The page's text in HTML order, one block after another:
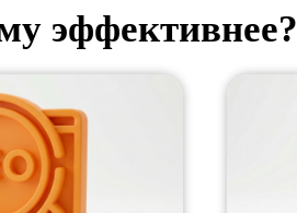
эффективнее?